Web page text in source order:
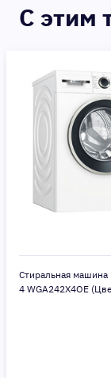
C этим
Стиральная машина
4 WGA242X4OE